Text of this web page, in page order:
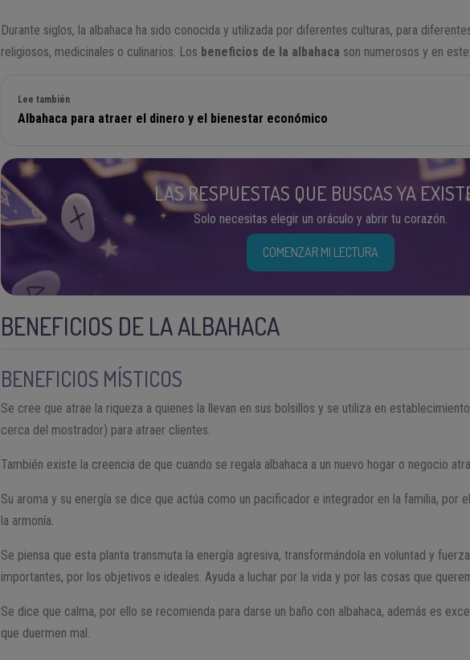
Durante siglos, la albahaca ha sido conocida y utilizada por diferentes culturas, para
religiosos, medicinales o culinarios. Los beneficios de la albahaca son numerosos y en
Lee también
Albahaca para atraer el dinero y el bienestar económico
LAS RESPUESTAS QUE BUSCAS YA
Solo necesitas elegir un oráculo y abrir tu corazón.
COMENZAR MI LECTURA
BENEFICIOS DE LA ALBAHACA
BENEFICIOS MÍSTICOS
Se cree que atrae la riqueza a quienes la llevan en sus bolsillos y se utiliza en
cerca del mostrador) para atraer clientes.
También existe la creencia de que cuando se regala albahaca a un nuevo hogar o negocio
Su aroma y su energía se dice que actúa como un pacificador e integrador en la familia, por
la armonía.
Se piensa que esta planta transmuta la energía agresiva, transformándola en voluntad y
importantes, por los objetivos e ideales. Ayuda a luchar por la vida y por las cosas que
Se dice que calma, por ello se recomienda para darse un baño con albahaca, además es
que duermen mal.